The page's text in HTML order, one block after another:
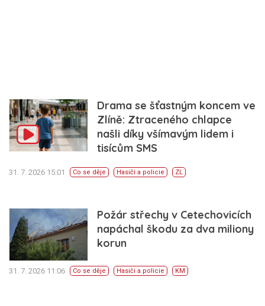
Drama se šťastným koncem ve
Zlíně: Ztraceného chlapce
našli díky všímavým lidem i
tisícům SMS
31. 7. 2026 15:01 Co se děje Hasiči a policie ZL
Požár střechy v Cetechovicích
napáchal škodu za dva miliony
korun
31. 7. 2026 11:06 Co se děje Hasiči a policie KM